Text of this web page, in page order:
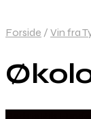
Forside / Vin fra